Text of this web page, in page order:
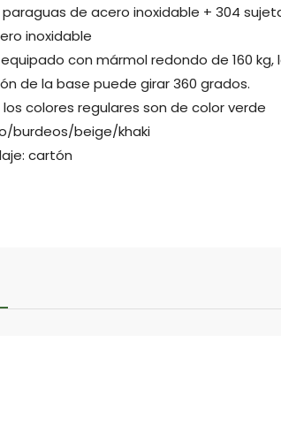
de acero inoxidable + 304
inoxidable
con mármol redondo de 160 kg,
de la base puede girar 360 grados.
los colores regulares son de color verde
burdeos/beige/khaki
cartón